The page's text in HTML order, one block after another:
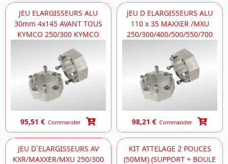
JEU ELARGISSEURS ALU
30mm 4x145 AVANT TOUS
KYMCO 250/300 KYMCO
95,51 € Commander
JEU D ELARGISSEURS ALU
110 x 35 MAXXER /MXU
250/300/400/500/550/700
98,21 € Commander
JEU D`ELARGISSEURS AV
KXR/MAXXER/MXU 250/300
KIT ATTELAGE 2 POUCES
(50MM) (SUPPORT + BOULE